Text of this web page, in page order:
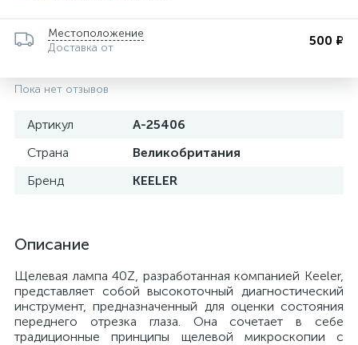
Местоположение
Доставка от
500 ₽
Пока нет отзывов
Артикул
A-25406
Страна
Великобритания
Бренд
KEELER
Описание
Щелевая лампа 40Z, разработанная компанией Keeler,
представляет собой высокоточный диагностический
инструмент, предназначенный для оценки состояния
переднего отрезка глаза. Она сочетает в себе
традиционные принципы щелевой микроскопии с